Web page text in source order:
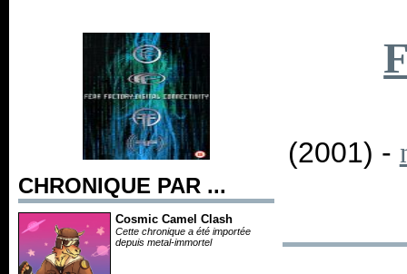
CHRONIQUE PAR ...
Cosmic Camel Clash
Cette chronique a été importée
depuis metal-immortel
(2001) -